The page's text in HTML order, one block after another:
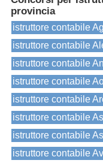
provincia
istruttore contabile
istruttore contabile
istruttore contabile
istruttore contabile
istruttore contabile
istruttore contabile
istruttore contabile
istruttore contabile